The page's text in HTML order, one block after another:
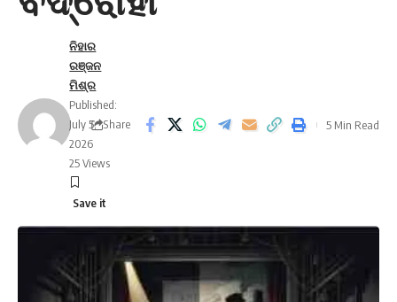
ନିହାର
ରଞ୍ଜନ
ମିଶ୍ର
Published:
July 5,
2026
25 Views
Share 5 Min Read